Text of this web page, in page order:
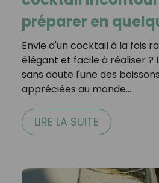
préparer en
Envie d'un cocktail à la fois
élégant et facile à réaliser ?
sans doute l'une des
appréciées au monde.…
LIRE LA SUITE